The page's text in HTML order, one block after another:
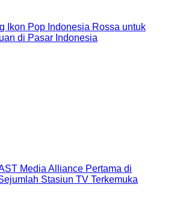
Ikon Pop Indonesia Rossa untuk
di Pasar Indonesia
Media Alliance Pertama di
Stasiun TV Terkemuka